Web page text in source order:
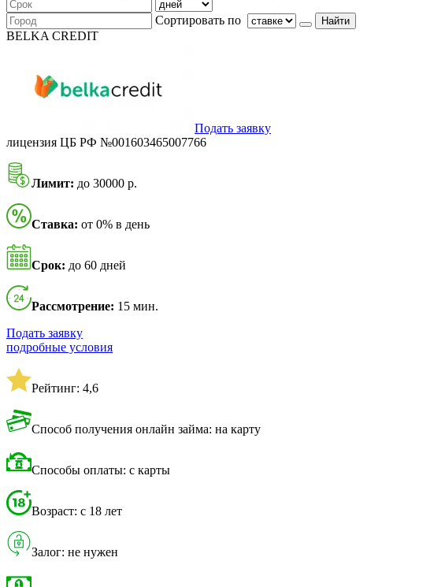
Сортировать по Найти
BELKA CREDIT
Подать заявку
лицензия ЦБ РФ №001603465007766
Лимит: до 30000 р.
Ставка: от 0% в день
Срок: до 60 дней
Рассмотрение: 15 мин.
Подать заявку
подробные условия
Рейтинг: 4,6
Способ получения онлайн займа: на карту
Способы оплаты: с карты
Возраст: с 18 лет
Залог: не нужен